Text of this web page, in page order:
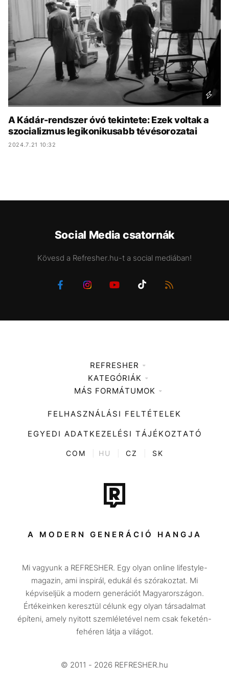
KÖZÉLET UTAZÁS
ÉLETMÓD DESIGN
BESZÉLGETÉSEK ARCOK
VIDEÓ TÖRTÉNETEK
GASZTRO
A Kádár-rendszer óvó tekintete: Ezek voltak a
szocializmus legikonikusabb tévésorozatai
2024.7.21 10:32
Social Media csatornák
Kövesd a Refresher.hu-t a social mediában!
REFRESHER
Médiaajánlat
KATEGÓRIÁK
Zene
Divat
Kultúra
ENTR
Tech-Tudomány
Sport
Társadalom
Utazás
Életmód
Design
Beszélgetések
Videó
MÁS FORMÁTUMOK
FELHASZNÁLÁSI FELTÉTELEK
EGYEDI ADATKEZELÉSI TÁJÉKOZTATÓ
COM HU CZ SK
A MODERN GENERÁCIÓ HANGJA
Mi vagyunk a REFRESHER. Egy olyan online lifestyle-
magazin, ami inspirál, edukál és szórakoztat. Mi
képviseljük a modern generációt Magyarországon.
Értékeinken keresztül célunk egy olyan társadalmat
építeni, amely nyitott szemléletével nem csak feketén-
fehéren látja a világot.
© 2011 - 2026 REFRESHER.hu